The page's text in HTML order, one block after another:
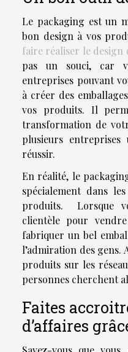
Le packaging est un
bon design à vos
faire réaliser le design
pas un souci, car
entreprises pouvant
à créer des
vos produits. Il
transformation de
plusieurs
réussir.
En réalité, le
spécialement dans
produits. Lorsque
clientèle pour
fabriquer un bel
l’admiration des gens.
produits sur les
personnes cherchent
Faites
d’affaires